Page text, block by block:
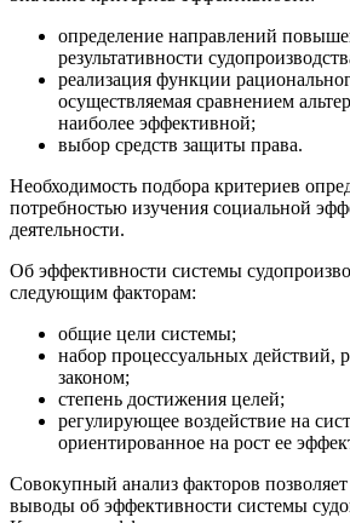
определение направлений
результативности
реализация функции
осуществляемая сравнением
наиболее эффективной;
выбор средств защиты права.
Необходимость подбора критериев
потребностью изучения социальной
деятельности.
Об эффективности системы
следующим факторам:
общие цели системы;
набор процессуальных действий,
законом;
степень достижения целей;
регулирующее воздействие на
ориентированное на рост ее
Совокупный анализ факторов
выводы об эффективности системы